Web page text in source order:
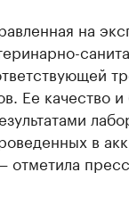
на
Ее качество и
в
отметила